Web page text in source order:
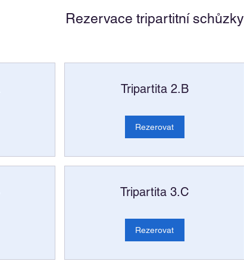
Rezervace tripartitní schůzky
Tripartita 2.B
Rezerovat
Tripartita 3.C
Rezerovat